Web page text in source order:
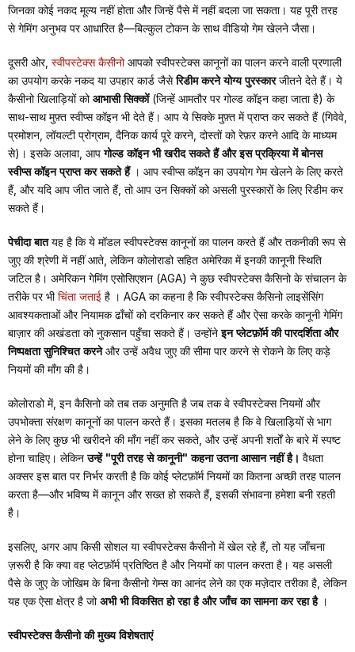
जिनका कोई नकद मूल्य नहीं होता और जिन्हें पैसे में नहीं बदला जा सकता। यह पूरी तरह
से गेमिंग अनुभव पर आधारित है—बिल्कुल टोकन के साथ वीडियो गेम खेलने जैसा।
दूसरी ओर, स्वीपस्टेक्स कैसीनोआपकोस्वीपस्टेक्स कानूनों का पालन करने वाली प्रणाली
का उपयोग करके नकद या उपहार कार्ड जैसे रिडीम करने योग्य पुरस्कारजीतने देते हैं। ये
कैसीनो खिलाड़ियों कोआभासी सिक्कों (जिन्हें आमतौर पर गोल्ड कॉइन कहा जाता है) के
साथ-साथ मुफ़्त स्वीप्स कॉइन भी देते हैं। आप ये सिक्के मुफ़्त में प्राप्त कर सकते हैं (गिवेवे,
प्रमोशन, लॉयल्टी प्रोग्राम, दैनिक कार्य पूरे करने, दोस्तों को रेफ़र करने आदि के माध्यम
से)। इसके अलावा, आप गोल्ड कॉइन भी खरीद सकते हैं और इस प्रक्रिया में बोनस
स्वीप्स कॉइन प्राप्त कर सकते हैं । आप स्वीप्स कॉइन का उपयोग गेम खेलने के लिए करते
हैं, और यदि आप जीत जाते हैं, तो आप उन सिक्कों को असली पुरस्कारों के लिए रिडीम कर
सकते हैं।
पेचीदा बात यह है कि ये मॉडल स्वीपस्टेक्स कानूनों का पालन करते हैं और तकनीकी रूप से
जुए की श्रेणी में नहीं आते, लेकिन कोलोराडो सहित अमेरिका में इनकी कानूनी स्थिति
जटिल है। अमेरिकन गेमिंग एसोसिएशन (AGA) ने कुछ स्वीपस्टेक्स कैसिनो के संचालन के
तरीके पर भी चिंता जताई है । AGA का कहना है कि स्वीपस्टेक्स कैसिनो लाइसेंसिंग
आवश्यकताओं और नियामक ढाँचों को दरकिनार कर सकते हैं और ऐसा करके कानूनी गेमिंग
बाज़ार की अखंडता को नुकसान पहुँचा सकते हैं। उन्होंने इन प्लेटफ़ॉर्म की पारदर्शिता और
निष्पक्षता सुनिश्चित करने और उन्हें अवैध जुए की सीमा पार करने से रोकने के लिए कड़े
नियमों की माँग की है।
कोलोराडो में, इन कैसिनो को तब तक अनुमति है जब तक वे स्वीपस्टेक्स नियमों और
उपभोक्ता संरक्षण कानूनों का पालन करते हैं। इसका मतलब है कि वे खिलाड़ियों से भाग
लेने के लिए कुछ भी खरीदने की माँग नहीं कर सकते, और उन्हें अपनी शर्तों के बारे में स्पष्ट
होना चाहिए। लेकिन उन्हें "पूरी तरह से कानूनी" कहना उतना आसान नहीं है। वैधता
अक्सर इस बात पर निर्भर करती है कि कोई प्लेटफ़ॉर्म नियमों का कितना अच्छी तरह पालन
करता है—और भविष्य में कानून और सख्त हो सकते हैं, इसकी संभावना हमेशा बनी रहती
है।
इसलिए, अगर आप किसी सोशल या स्वीपस्टेक्स कैसीनो में खेल रहे हैं, तो यह जाँचना
ज़रूरी है कि क्या वह प्लेटफ़ॉर्म प्रतिष्ठित है और नियमों का पालन करता है। यह असली
पैसे के जुए के जोखिम के बिना कैसीनो गेम्स का आनंद लेने का एक मज़ेदार तरीका है, लेकिन
यह एक ऐसा क्षेत्र है जो अभी भी विकसित हो रहा है और जाँच का सामना कर रहा है ।
स्वीपस्टेक्स कैसीनो की मुख्य विशेषताएं